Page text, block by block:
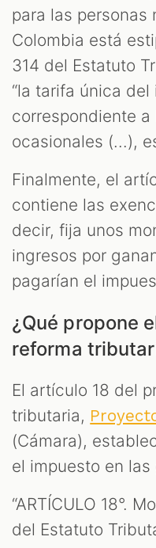
para las personas
Colombia está
314 del Estatuto
“la tarifa única del
correspondiente
ocasionales (...),
Finalmente, el
contiene las
decir, fija unos
ingresos por
pagarían el
¿Qué propone
reforma
El artículo 18 del
tributaria,
(Cámara),
el impuesto en
“ARTÍCULO 18°.
del Estatuto